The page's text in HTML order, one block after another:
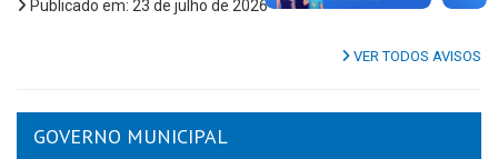
Publicado em: 23 de julho de 2026
VER TODOS AVISOS
GOVERNO MUNICIPAL